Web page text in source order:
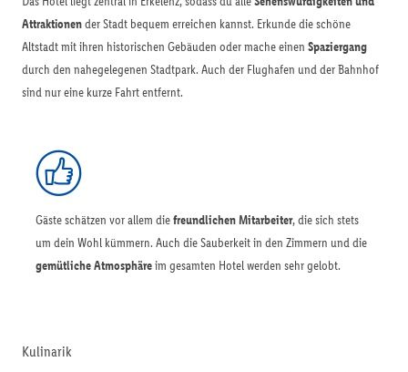
Attraktionender Stadt bequem erreichen kannst. Erkunde die schöne
Altstadt mit ihren historischen Gebäuden oder mache einen Spaziergang
durch den nahegelegenen Stadtpark. Auch der Flughafen und der Bahnhof
sind nur eine kurze Fahrt entfernt.
Gäste schätzen vor allem diefreundlichen Mitarbeiter, die sich stets
um dein Wohl kümmern. Auch die Sauberkeit in den Zimmern und die
gemütliche Atmosphäreim gesamten Hotel werden sehr gelobt.
Kulinarik